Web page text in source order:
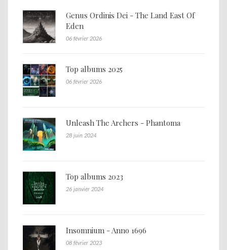
Genus Ordinis Dei - The Land East Of
Eden
06 février 2026
Top albums 2025
06 février 2026
Unleash The Archers - Phantoma
28 juin 2024
Top albums 2023
26 janvier 2024
Insomnium - Anno 1696
08 février 2023